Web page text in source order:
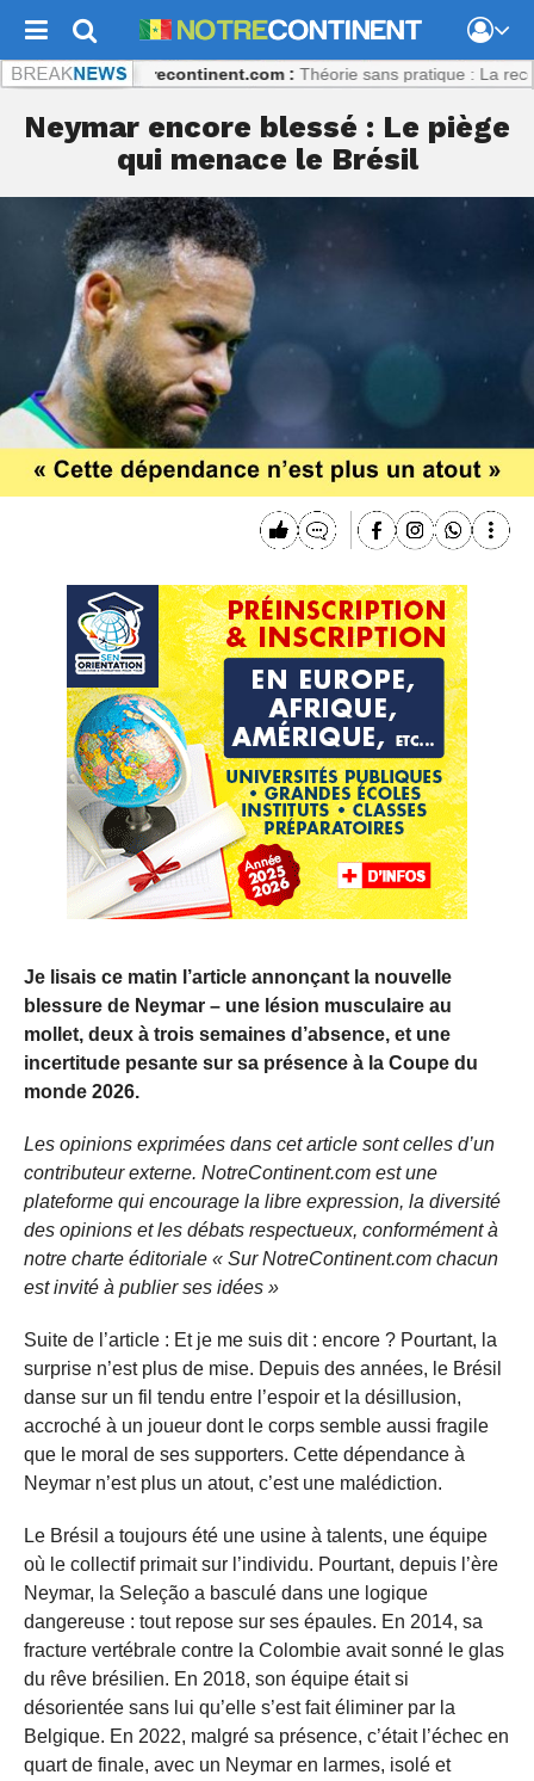
Coulibaly Notrecontinent.com : Théorie sans pratique : La recette
Neymar encore blessé : Le piège
qui menace le Brésil
Je lisais ce matin l’article annonçant la nouvelle
blessure de Neymar – une lésion musculaire au
mollet, deux à trois semaines d’absence, et une
incertitude pesante sur sa présence à la Coupe du
monde 2026.
Les opinions exprimées dans cet article sont celles d’un
contributeur externe. NotreContinent.com est une
plateforme qui encourage la libre expression, la diversité
des opinions et les débats respectueux, conformément à
notre charte éditoriale « Sur NotreContinent.com chacun
est invité à publier ses idées »
Suite de l’article : Et je me suis dit : encore ? Pourtant, la
surprise n’est plus de mise. Depuis des années, le Brésil
danse sur un fil tendu entre l’espoir et la désillusion,
accroché à un joueur dont le corps semble aussi fragile
que le moral de ses supporters. Cette dépendance à
Neymar n’est plus un atout, c’est une malédiction.
Le Brésil a toujours été une usine à talents, une équipe
où le collectif primait sur l’individu. Pourtant, depuis l’ère
Neymar, la Seleção a basculé dans une logique
dangereuse : tout repose sur ses épaules. En 2014, sa
fracture vertébrale contre la Colombie avait sonné le glas
du rêve brésilien. En 2018, son équipe était si
désorientée sans lui qu’elle s’est fait éliminer par la
Belgique. En 2022, malgré sa présence, c’était l’échec en
quart de finale, avec un Neymar en larmes, isolé et